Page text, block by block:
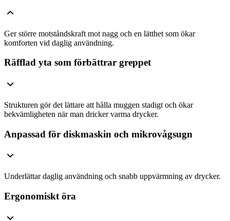
Ger större motståndskraft mot nagg och en lätthet som ökar
komforten vid daglig användning.
Räfflad yta som förbättrar greppet
Strukturen gör det lättare att hålla muggen stadigt och ökar
bekvämligheten när man dricker varma drycker.
Anpassad för diskmaskin och mikrovågsugn
Underlättar daglig användning och snabb uppvärmning av drycker.
Ergonomiskt öra